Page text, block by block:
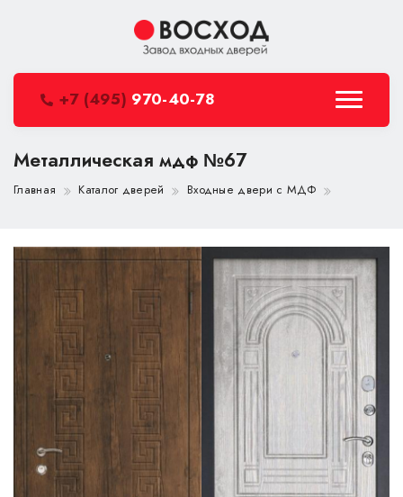
+7 (495) 970-40-78
Металлическая мдф №67
Главная Каталог дверей Входные двери с МДФ